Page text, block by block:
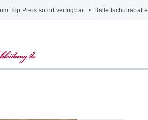
Top Preis sofort verfügbar • Ballettschulrabatte